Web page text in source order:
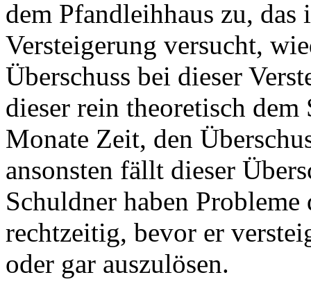
dem Pfandleihhaus zu,
Versteigerung versucht,
Überschuss bei dieser
dieser rein theoretisch
Monate Zeit, den
ansonsten fällt dieser
Schuldner haben
rechtzeitig, bevor er
oder gar auszulösen.